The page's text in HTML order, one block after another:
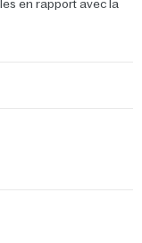
en rapport avec la